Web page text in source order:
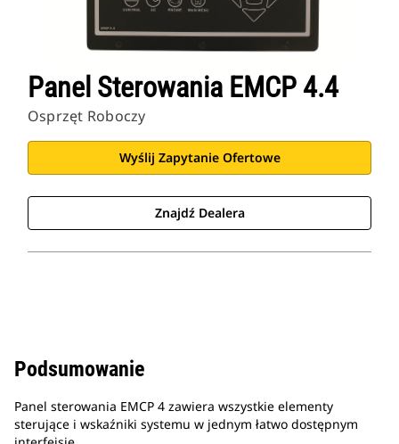
Panel Sterowania EMCP 4.4
Osprzęt Roboczy
Wyślij Zapytanie Ofertowe
Znajdź Dealera
Podsumowanie
Panel sterowania EMCP 4 zawiera wszystkie elementy
sterujące i wskaźniki systemu w jednym łatwo dostępnym